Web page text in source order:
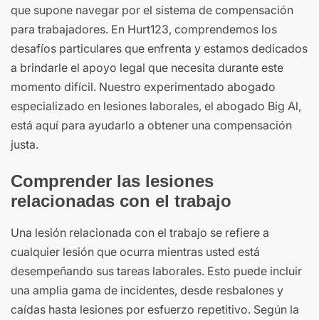
que supone navegar por el sistema de compensación
para trabajadores. En Hurt123, comprendemos los
desafíos particulares que enfrenta y estamos dedicados
a brindarle el apoyo legal que necesita durante este
momento difícil. Nuestro experimentado abogado
especializado en lesiones laborales, el abogado Big Al,
está aquí para ayudarlo a obtener una compensación
justa.
Comprender las lesiones
relacionadas con el trabajo
Una lesión relacionada con el trabajo se refiere a
cualquier lesión que ocurra mientras usted está
desempeñando sus tareas laborales. Esto puede incluir
una amplia gama de incidentes, desde resbalones y
caídas hasta lesiones por esfuerzo repetitivo. Según la